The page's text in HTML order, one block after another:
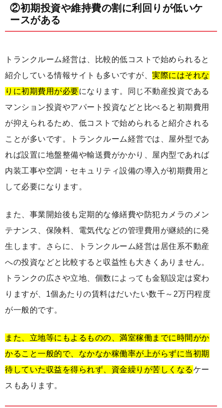
②初期投資や維持費の割に利回りが低いケ
ースがある
トランクルーム経営は、比較的低コストで始められると
紹介している情報サイトも多いですが、 実際にはそれな
りに初期費用が必要になります。同じ不動産投資である
マンション投資やアパート投資などと比べると初期費用
が抑えられるため、低コストで始められると紹介される
ことが多いです。トランクルーム経営では、屋外型であ
れば設置に地盤整備や輸送費がかかり、屋内型であれば
内装工事や空調・セキュリティ設備の導入が初期費用と
して必要になります。
また、事業開始後も定期的な修繕費や防犯カメラのメン
テナンス、保険料、電気代などの管理費用が継続的に発
生します。さらに、トランクルーム経営は居住系不動産
への投資などと比較すると収益性も大きくありません。
トランクの広さや立地、個数によっても金額設定は変わ
りますが、1個あたりの賃料はだいたい数千～2万円程度
が一般的です。
また、立地等にもよるものの、満室稼働までに時間がか
かること一般的で、なかなか稼働率が上がらずに当初期
待していた収益を得られず、資金繰りが苦しくなるケー
スもあります。